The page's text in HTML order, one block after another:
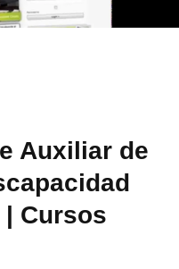
Auxiliar de
Cursos